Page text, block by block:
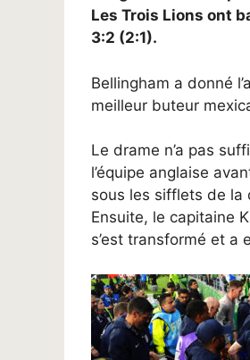
Les Trois Lions ont
3:2 (2:1).
Bellingham a donné
meilleur buteur
Le drame n’a pas
l’équipe anglaise
sous les sifflets de la
Ensuite, le capitaine
s’est transformé et a